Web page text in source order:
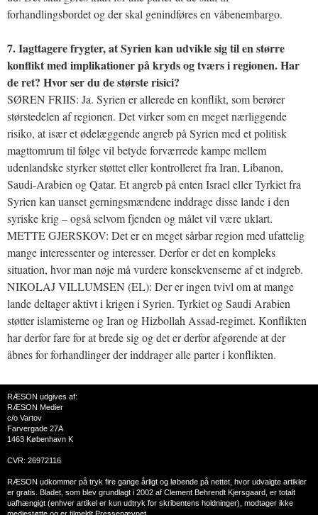
forhandlingsbordet og der skal genindføres en våbenembargo.
7. Iagttagere frygter, at Syrien kan udvikle sig til en større
konflikt med implikationer på kryds og tværs i regionen. Har
de ret? Hvor ser du de største risici?
SØREN FRIIS: Ja. Syrien er allerede en konflikt, som berører
størstedelen af regionen. Det virker som en meget nærliggende
risiko, at især et ødelæggende angreb på Syrien med et politisk
magttomrum til følge vil betyde forværrede kampe mellem
udenlandske styrker støttet eller kontrolleret fra Iran, Libanon,
Saudi-Arabien og Qatar. Et angreb på enten Israel eller Tyrkiet fra
Syrien kan uanset gerningsmændene inddrage disse lande i den
syriske krig – også selvom fjenden og målet vil være uklart.
METTE GJERSKOV: Det er en meget sårbar region med ufattelig
mange interessenter og interesser. Derfor er det en kompleks
situation, hvor man nøje må vurdere konsekvenserne af et indgreb.
NIKOLAJ VILLUMSEN (EL): Der er ingen tvivl om at mange
lande deltager aktivt i krigen i Syrien. Tyrkiet og Saudi Arabien
støtter islamisterne og Iran og Hizbollah Assad-regimet. Konflikten
har derfor fare for at brede sig og det er derfor afgørende at der
åbnes for forhandlinger der inddrager alle parter i konflikten.
RÆSON udgives af:
RÆSON Medier
c/o Vartov
Farvergade 27A
1463 København K
CVR: 26972116
RÆSON udkommer på tryk fire gange årligt og løbende på nettet, hvor udvalgte artikler
er gratis. Bladet, som blev grundlagt i 2002 af Clement Behrendt Kjersgaard, er totalt
uafhængigt (enhver artikel er kun udtryk for skribentens holdninger), modtager ikke